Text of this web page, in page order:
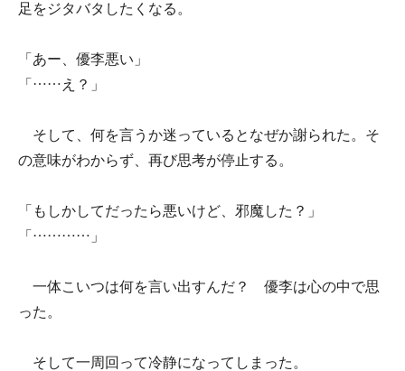
足をジタバタしたくなる。
「あー、優李悪い」
「……え？」
そして、何を言うか迷っているとなぜか謝られた。そ
の意味がわからず、再び思考が停止する。
「もしかしてだったら悪いけど、邪魔した？」
「…………」
一体こいつは何を言い出すんだ？ 優李は心の中で思
った。
そして一周回って冷静になってしまった。